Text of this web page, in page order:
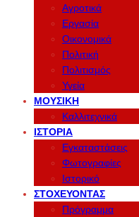
Αγροτικά
Εργασία
Οικονομικά
Πολιτική
Πολιτισμός
Υγεία
ΜΟΥΣΙΚΉ
Καλλιτεχνικά
ΙΣΤΟΡΊΑ
Εγκαταστάσεις
Φωτογραφίες
Ιστορικό
ΣΤΟΧΕΎΟΝΤΑΣ
Πρόγραμμα